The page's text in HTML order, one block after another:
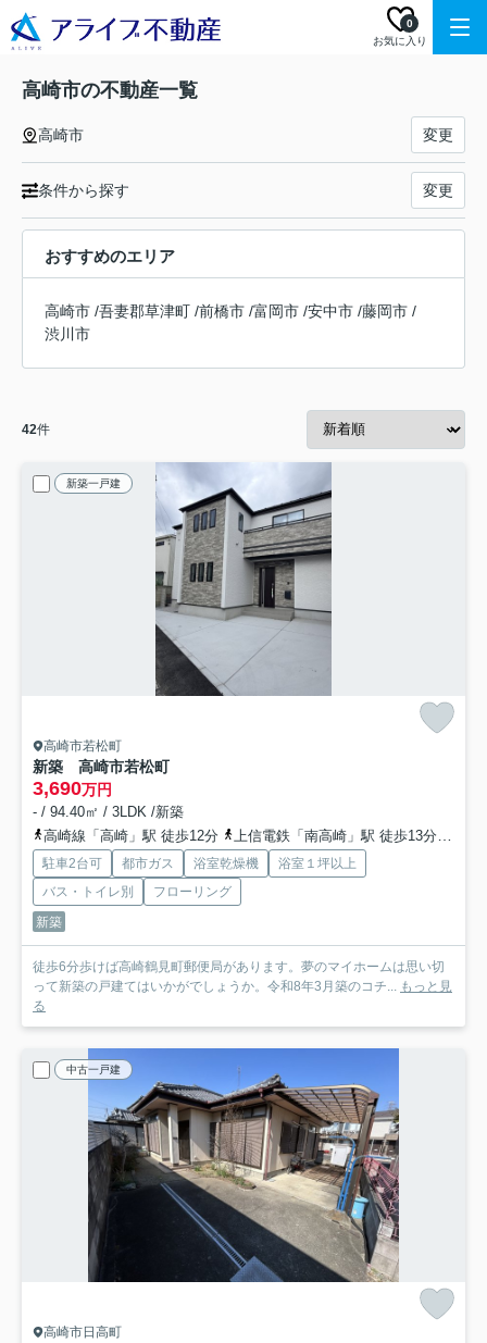
お気に入り
0
高崎市の不動産一覧
高崎市 変更
条件から探す 変更
おすすめのエリア
高崎市 /吾妻郡草津町 /前橋市 /富岡市 /安中市 /藤岡市 /
渋川市
42件
新築一戸建
高崎市若松町
新築 高崎市若松町
3,690万円
- / 94.40㎡ / 3LDK /新築
高崎線「高崎」駅 徒歩12分
上信電鉄「南高崎」駅 徒歩13分
駐車2台可 都市ガス 浴室乾燥機
浴室１坪以上
バス・トイレ別
フローリング
新築
徒歩6分歩けば高崎鶴見町郵便局があります。夢のマイホームは思い切
って新築の戸建てはいかがでしょうか。令和8年3月築のコチ... もっと見
る
中古一戸建
高崎市日高町